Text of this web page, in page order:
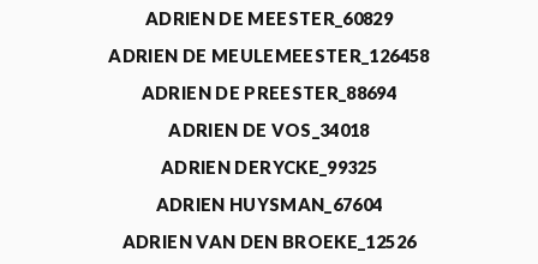
ADRIEN DE MEESTER_60829
ADRIEN DE MEULEMEESTER_126458
ADRIEN DE PREESTER_88694
ADRIEN DE VOS_34018
ADRIEN DERYCKE_99325
ADRIEN HUYSMAN_67604
ADRIEN VAN DEN BROEKE_12526